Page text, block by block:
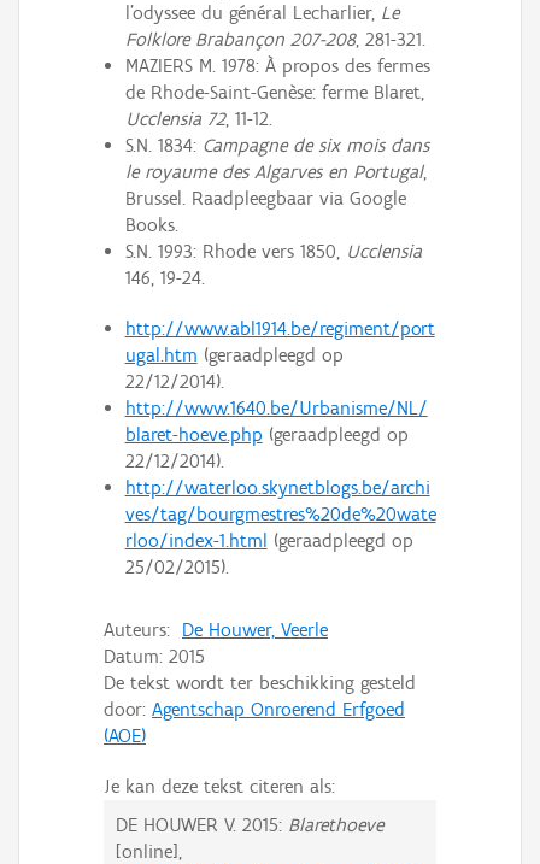
l'odyssee du général Lecharlier, Le
Folklore Brabançon 207-208, 281-321.
MAZIERS M. 1978: À propos des fermes
de Rhode-Saint-Genèse: ferme Blaret,
Ucclensia 72, 11-12.
S.N. 1834: Campagne de six mois dans
le royaume des Algarves en Portugal,
Brussel. Raadpleegbaar via Google
Books.
S.N. 1993: Rhode vers 1850, Ucclensia
146, 19-24.
http://www.abl1914.be/regiment/port
ugal.htm (geraadpleegd op
22/12/2014).
http://www.1640.be/Urbanisme/NL/
blaret-hoeve.php (geraadpleegd op
22/12/2014).
http://waterloo.skynetblogs.be/archi
ves/tag/bourgmestres%20de%20wate
rloo/index-1.html (geraadpleegd op
25/02/2015).
Auteurs: De Houwer, Veerle
Datum: 2015
De tekst wordt ter beschikking gesteld
door: Agentschap Onroerend Erfgoed
(AOE)
Je kan deze tekst citeren als:
DE HOUWER V. 2015: Blarethoeve
[online],